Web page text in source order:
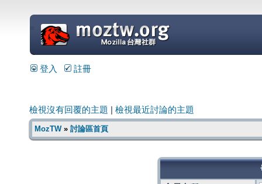
=
登入 註冊
檢視沒有回覆的主題 檢視最近討論的主題
MozTW» 討論區首頁